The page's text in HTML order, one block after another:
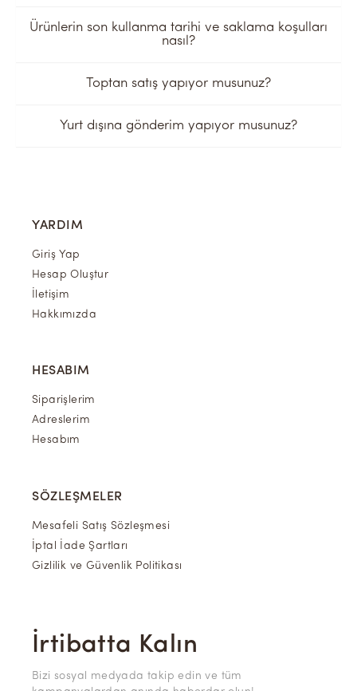
Ürünlerin son kullanma tarihi ve saklama koşulları
nasıl?
Toptan satış yapıyor musunuz?
Yurt dışına gönderim yapıyor musunuz?
YARDIM
Giriş Yap
Hesap Oluştur
İletişim
Hakkımızda
HESABIM
Siparişlerim
Adreslerim
Hesabım
SÖZLEŞMELER
Mesafeli Satış Sözleşmesi
İptal İade Şartları
Gizlilik ve Güvenlik Politikası
İrtibatta Kalın
Bizi sosyal medyada takip edin ve tüm